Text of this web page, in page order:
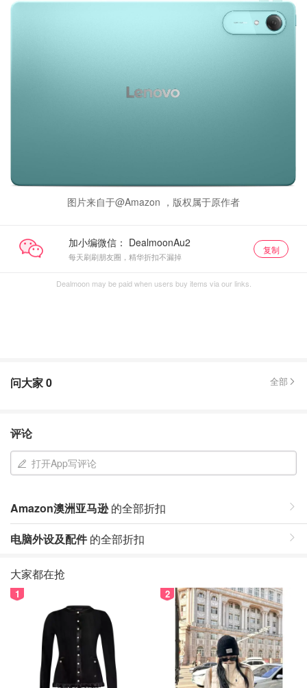
图片来自于@Amazon ，版权属于原作者
加小编微信：
每天刷刷朋友圈，精华折扣不漏掉
复制
Dealmoon may be paid when users buy items via our links.
问大家0 全部
评论
打开App写评论
Amazon澳洲亚马逊的全部折扣
电脑外设及配件的全部折扣
大家都在抢
1 2